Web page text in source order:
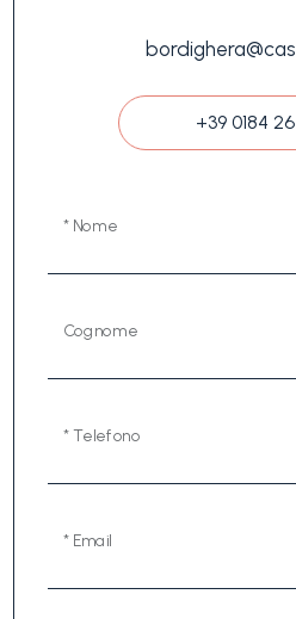
+39 0184
* Nome
Cognome
* Telefono
* Email